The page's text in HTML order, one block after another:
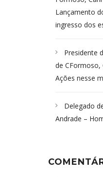
Lançamento
ingresso dos
Presidente
de CFormoso,
Ações nesse
Delegado
Andrade –